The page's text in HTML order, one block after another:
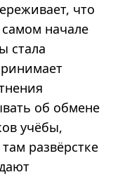
что
начале
стала
об обмене
учёбы,
развёрстке